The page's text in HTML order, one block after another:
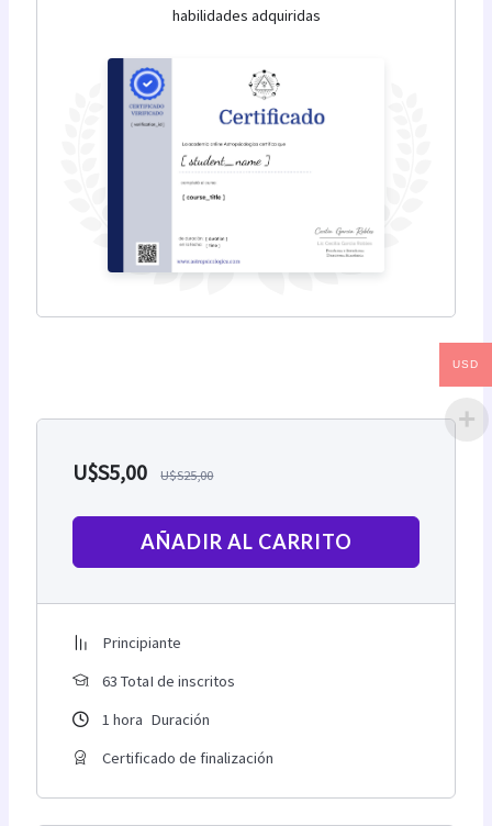
habilidades adquiridas
U$S5,00 U$S25,00
AÑADIR AL CARRITO
Principiante
63 TotaI de inscritos
1 hora Duración
Certificado de finalización
USD